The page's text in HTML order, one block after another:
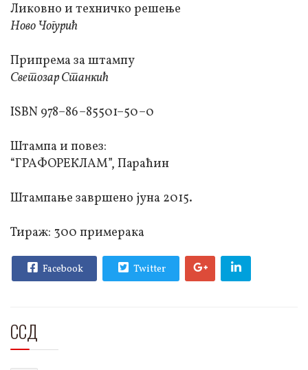
Ликовно и техничко решење
Ново Чогурић
Припрема за штампу
Светозар Станкић
ISBN 978–86–85501–50–0
Штампа и повез:
“ГРАФОРЕКЛАМ”, Параћин
Штампање завршено јуна 2015.
Тираж: 300 примерака
Facebook Twitter
ССД